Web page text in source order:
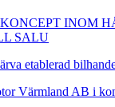
INOM
SALU
etablerad
Värmland AB i